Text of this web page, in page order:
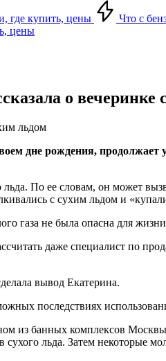
где купить, цены Что с
цены
о вечеринке
льдом
дне рождения,
По ее словам, он может
с сухим льдом и
газа не была опасна для
даже специалист по
вывод Екатерина.
последствиях
из банных комплексов
льда. Затем некоторые